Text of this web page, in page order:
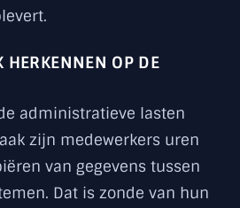
HERKENNEN OP DE
administratieve lasten
zijn medewerkers uren
van gegevens tussen
Dat is zonde van hun